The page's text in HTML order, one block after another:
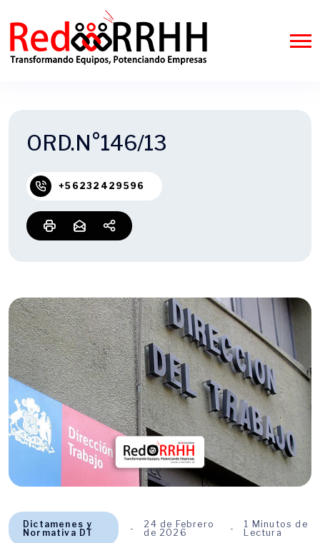
ORD.N°146/13
+56232429596
Dictamenes y
Normativa DT
24 de Febrero
de 2026
1 Minutos de
Lectura